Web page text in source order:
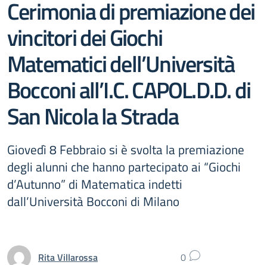
Cerimonia di premiazione dei
vincitori dei Giochi
Matematici dell’Università
Bocconi all’I.C. CAPOL.D.D. di
San Nicola la Strada
Giovedì 8 Febbraio si è svolta la premiazione
degli alunni che hanno partecipato ai “Giochi
d’Autunno” di Matematica indetti
dall’Università Bocconi di Milano
Rita Villarossa 0